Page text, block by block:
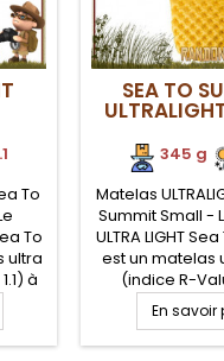
To
To
ultra
à
SEA TO
345 g
Matelas
Summit Small -
ULTRA LIGHT
est un matelas
(indice R-
cellules
pour le
randonneur
En savoir